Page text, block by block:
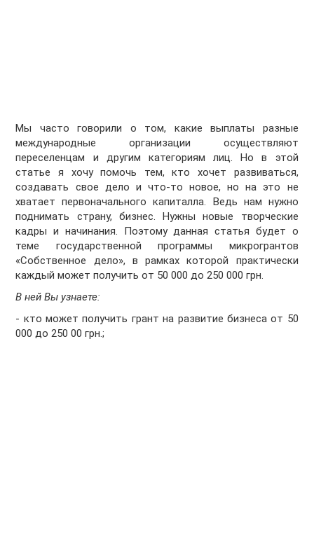
Мы часто говорили о том, какие выплаты разные
международные организации осуществляют
переселенцам и другим категориям лиц. Но в этой
статье я хочу помочь тем, кто хочет развиваться,
создавать свое дело и что-то новое, но на это не
хватает первоначального капиталла. Ведь нам нужно
поднимать страну, бизнес. Нужны новые творческие
кадры и начинания. Поэтому данная статья будет о
теме государственной программы микрогрантов
«Собственное дело», в рамках которой практически
каждый может получить от 50 000 до 250 000 грн.
В ней Вы узнаете:
- кто может получить грант на развитие бизнеса от 50
000 до 250 00 грн.;